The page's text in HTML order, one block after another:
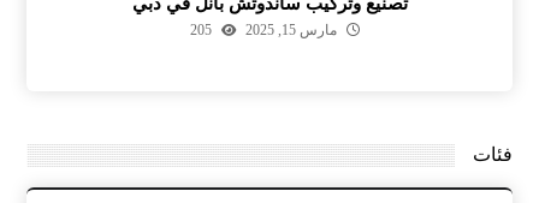
تصنيع وتركيب ساندوتش بانل في دبي
مارس 15, 2025 205
فئات